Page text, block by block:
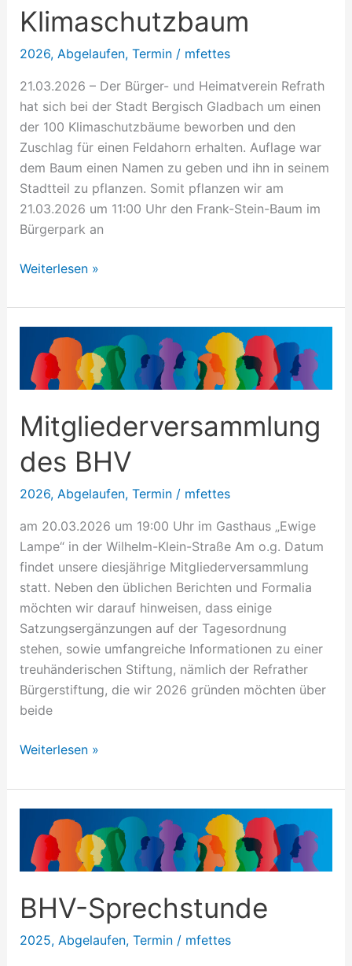
Klimaschutzbaum
2026, Abgelaufen, Termin/ mfettes
21.03.2026 – Der Bürger- und Heimatverein Refrath
hat sich bei der Stadt Bergisch Gladbach um einen
der 100 Klimaschutzbäume beworben und den
Zuschlag für einen Feldahorn erhalten. Auflage war
dem Baum einen Namen zu geben und ihn in seinem
Stadtteil zu pflanzen. Somit pflanzen wir am
21.03.2026 um 11:00 Uhr den Frank-Stein-Baum im
Bürgerpark an
Weiterlesen »
Mitgliederversammlung
des BHV
2026, Abgelaufen, Termin/ mfettes
am 20.03.2026 um 19:00 Uhr im Gasthaus „Ewige
Lampe“ in der Wilhelm-Klein-Straße Am o.g. Datum
findet unsere diesjährige Mitgliederversammlung
statt. Neben den üblichen Berichten und Formalia
möchten wir darauf hinweisen, dass einige
Satzungsergänzungen auf der Tagesordnung
stehen, sowie umfangreiche Informationen zu einer
treuhänderischen Stiftung, nämlich der Refrather
Bürgerstiftung, die wir 2026 gründen möchten über
beide
Mitgliederversammlung
des
BHV
Weiterlesen »
BHV-Sprechstunde
2025, Abgelaufen, Termin/ mfettes
Sprechstunde